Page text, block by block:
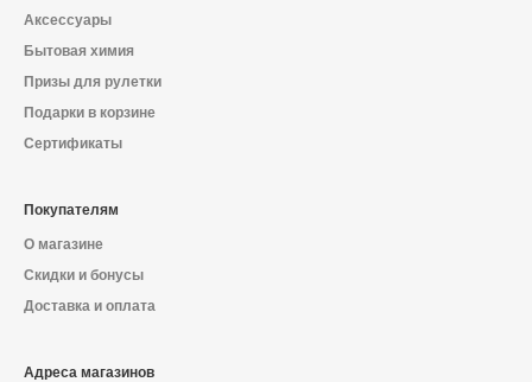
Аксессуары
Бытовая химия
Призы для рулетки
Подарки в корзине
Сертификаты
Покупателям
О магазине
Скидки и бонусы
Доставка и оплата
Адреса магазинов